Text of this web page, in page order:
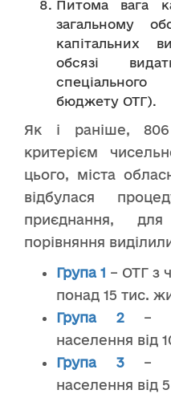
Питома вага
загальному
капітальних
обсязі
бюджету ОТГ).
Як і раніше,
критерієм
цього, міста
відбулася
приєднання,
порівняння
Група 1 – ОТГ з
понад 15 тис.
Група 2–
населення від
Група 3–
населення від